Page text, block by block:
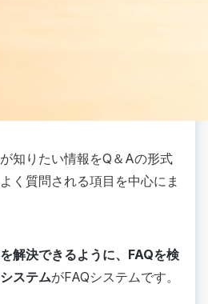
知りたい情報をQ＆Aの形式
く質問される項目を中心にま
解決できるように、FAQを検
ステムがFAQシステムです。